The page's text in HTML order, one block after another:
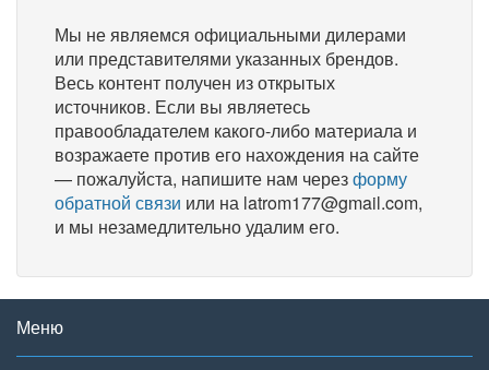
Мы не являемся официальными дилерами
или представителями указанных брендов.
Весь контент получен из открытых
источников. Если вы являетесь
правообладателем какого-либо материала и
возражаете против его нахождения на сайте
— пожалуйста, напишите нам черезформу
обратной связи или на latrom177@gmail.com,
и мы незамедлительно удалим его.
Меню